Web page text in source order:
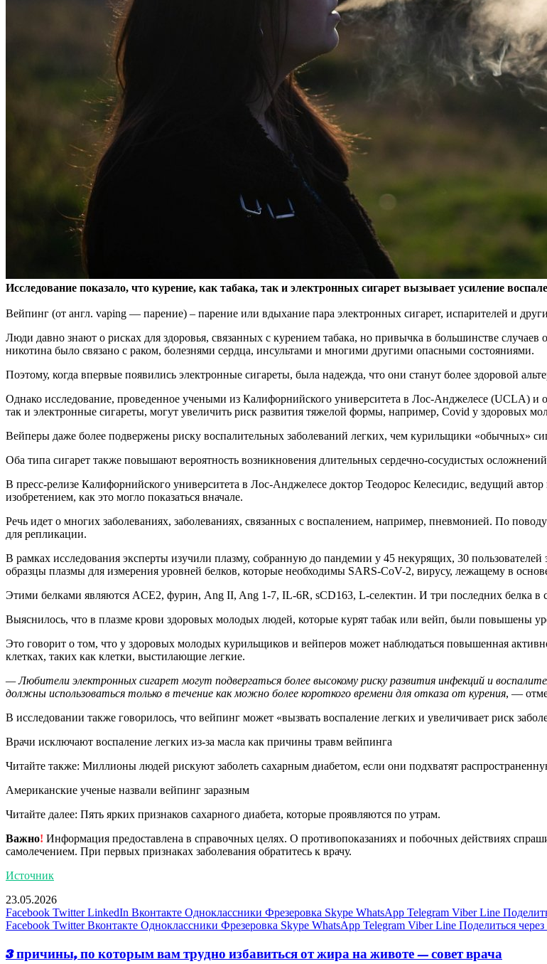
Исследование показало, что курение, как табака, так и электронных сигарет вызывает усиление
Вейпинг (от англ. vaping — парение) – парение или вдыхание пара электронных сигарет, испарителей и
Люди давно знают о рисках для здоровья, связанных с курением табака, но привычка в большинстве
никотина было связано с раком, болезнями сердца, инсультами и многими другими опасными состояниями.
Поэтому, когда впервые появились электронные сигареты, была надежда, что они станут более здоровой
Однако исследование, проведенное учеными из Калифорнийского университета в Лос-Анджелесе (UCLA)
так и электронные сигареты, могут увеличить риск развития тяжелой формы, например, Covid у здоровых
Вейперы даже более подвержены риску воспалительных заболеваний легких, чем курильщики «обычных»
Оба типа сигарет также повышают вероятность возникновения длительных сердечно-сосудистых
В пресс-релизе Калифорнийского университета в Лос-Анджелесе доктор Теодорос Келесидис, ведущий
изобретением, как это могло показаться вначале.
Речь идет о многих заболеваниях, заболеваниях, связанных с воспалением, например, пневмонией. По
для репликации.
В рамках исследования эксперты изучили плазму, собранную до пандемии у 45 некурящих, 30
образцы плазмы для измерения уровней белков, которые необходимы SARS-CoV-2, вирусу, лежащему в
Этими белками являются ACE2, фурин, Ang II, Ang 1-7, IL-6R, sCD163, L-селектин. И три последних белка в
Выяснилось, что в плазме крови здоровых молодых людей, которые курят табак или вейп, были повышены
Это говорит о том, что у здоровых молодых курильщиков и вейперов может наблюдаться повышенная
клетках, таких как клетки, выстилающие легкие.
— Любители электронных сигарет могут подвергаться более высокому риску развития инфекций и
должны использоваться только в течение как можно более короткого времени для отказа от курения, —
В исследовании также говорилось, что вейпинг может «вызвать воспаление легких и увеличивает риск
Врачи исключают воспаление легких из-за масла как причины травм вейпинга
Читайте также: Миллионы людей рискуют заболеть сахарным диабетом, если они подхватят
Американские ученые назвали вейпинг заразным
Читайте далее: Пять ярких признаков сахарного диабета, которые проявляются по утрам.
Важно! Информация предоставлена в справочных целях. О противопоказаниях и побочных действиях
самолечением. При первых признаках заболевания обратитесь к врачу.
Источник
23.05.2026
Facebook Twitter LinkedIn Вконтакте Одноклассники Фрезеровка Skype WhatsApp Telegram Viber Line
Facebook Twitter Вконтакте Одноклассники Фрезеровка Skype WhatsApp Telegram Viber Line Поделиться
3 причины, по которым вам трудно избавиться от жира на животе — совет врача